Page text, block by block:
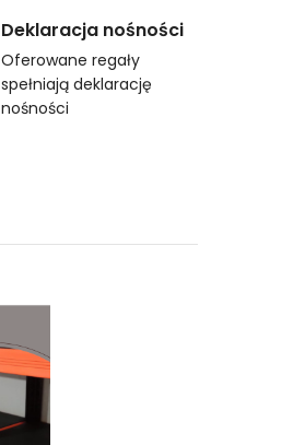
Deklaracja nośności
Oferowane regały
spełniają deklarację
nośności